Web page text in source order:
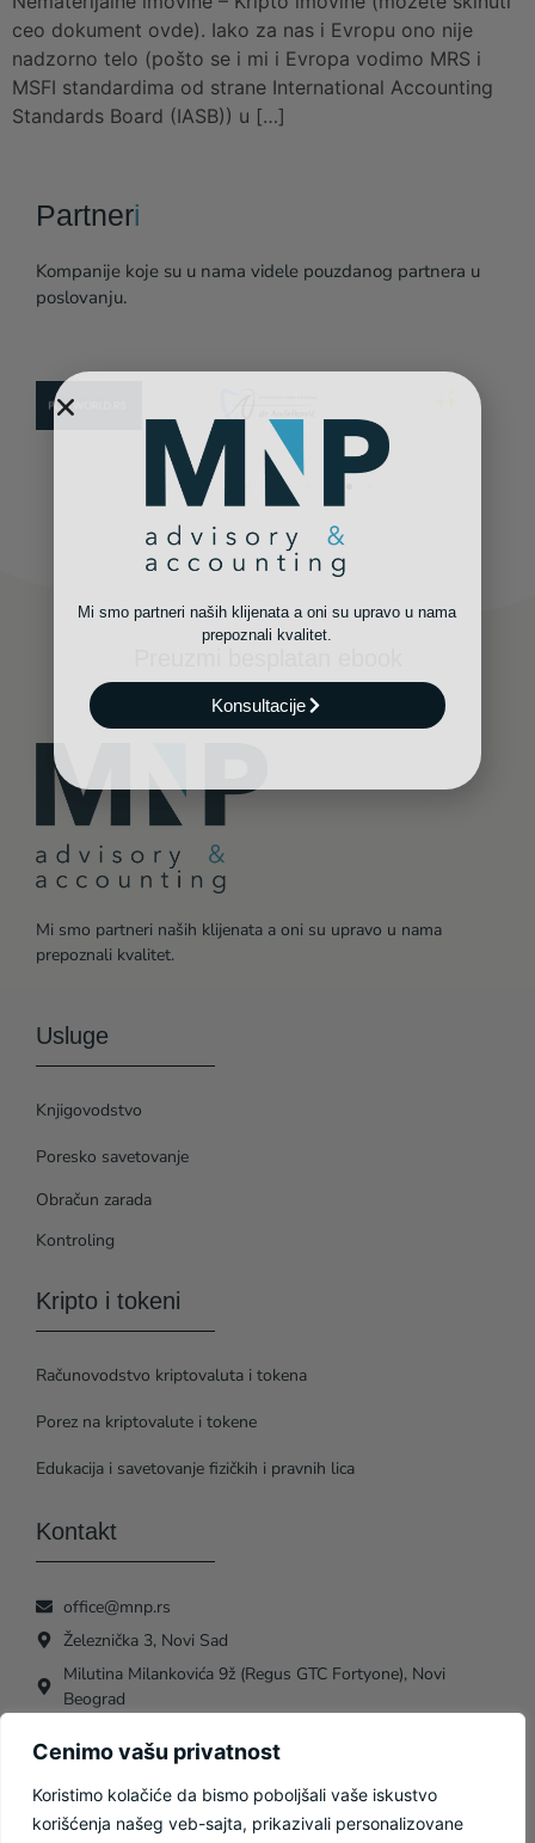
Cenimo vašu privatnost
Koristimo kolačiće da bismo poboljšali vaše iskustvo
korišćenja našeg veb-sajta, prikazivali personalizovane
ceo dokument ovde). Iako za nas i Evropu ono nije
nadzorno telo (pošto se i mi i Evropa vodimo MRS i
MSFI standardima od strane International Accounting
Standards Board (IASB)) u […]
Partneri
Kompanije koje su u nama videle pouzdanog partnera u
poslovanju.
Mi smo partneri naših klijenata a oni su upravo u nama
prepoznali kvalitet.
Usluge
Knjigovodstvo
Poresko savetovanje
Obračun zarada
Kontroling
Kripto i tokeni
Računovodstvo kriptovaluta i tokena
Porez na kriptovalute i tokene
Edukacija i savetovanje fizičkih i pravnih lica
Kontakt
office@mnp.rs
Železnička 3, Novi Sad
Milutina Milankovića 9ž (Regus GTC Fortyone), Novi
Beograd
Mi smo partneri naših klijenata a oni su upravo u nama
prepoznali kvalitet.
Konsultacije